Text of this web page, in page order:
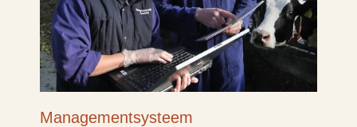
Managementsysteem